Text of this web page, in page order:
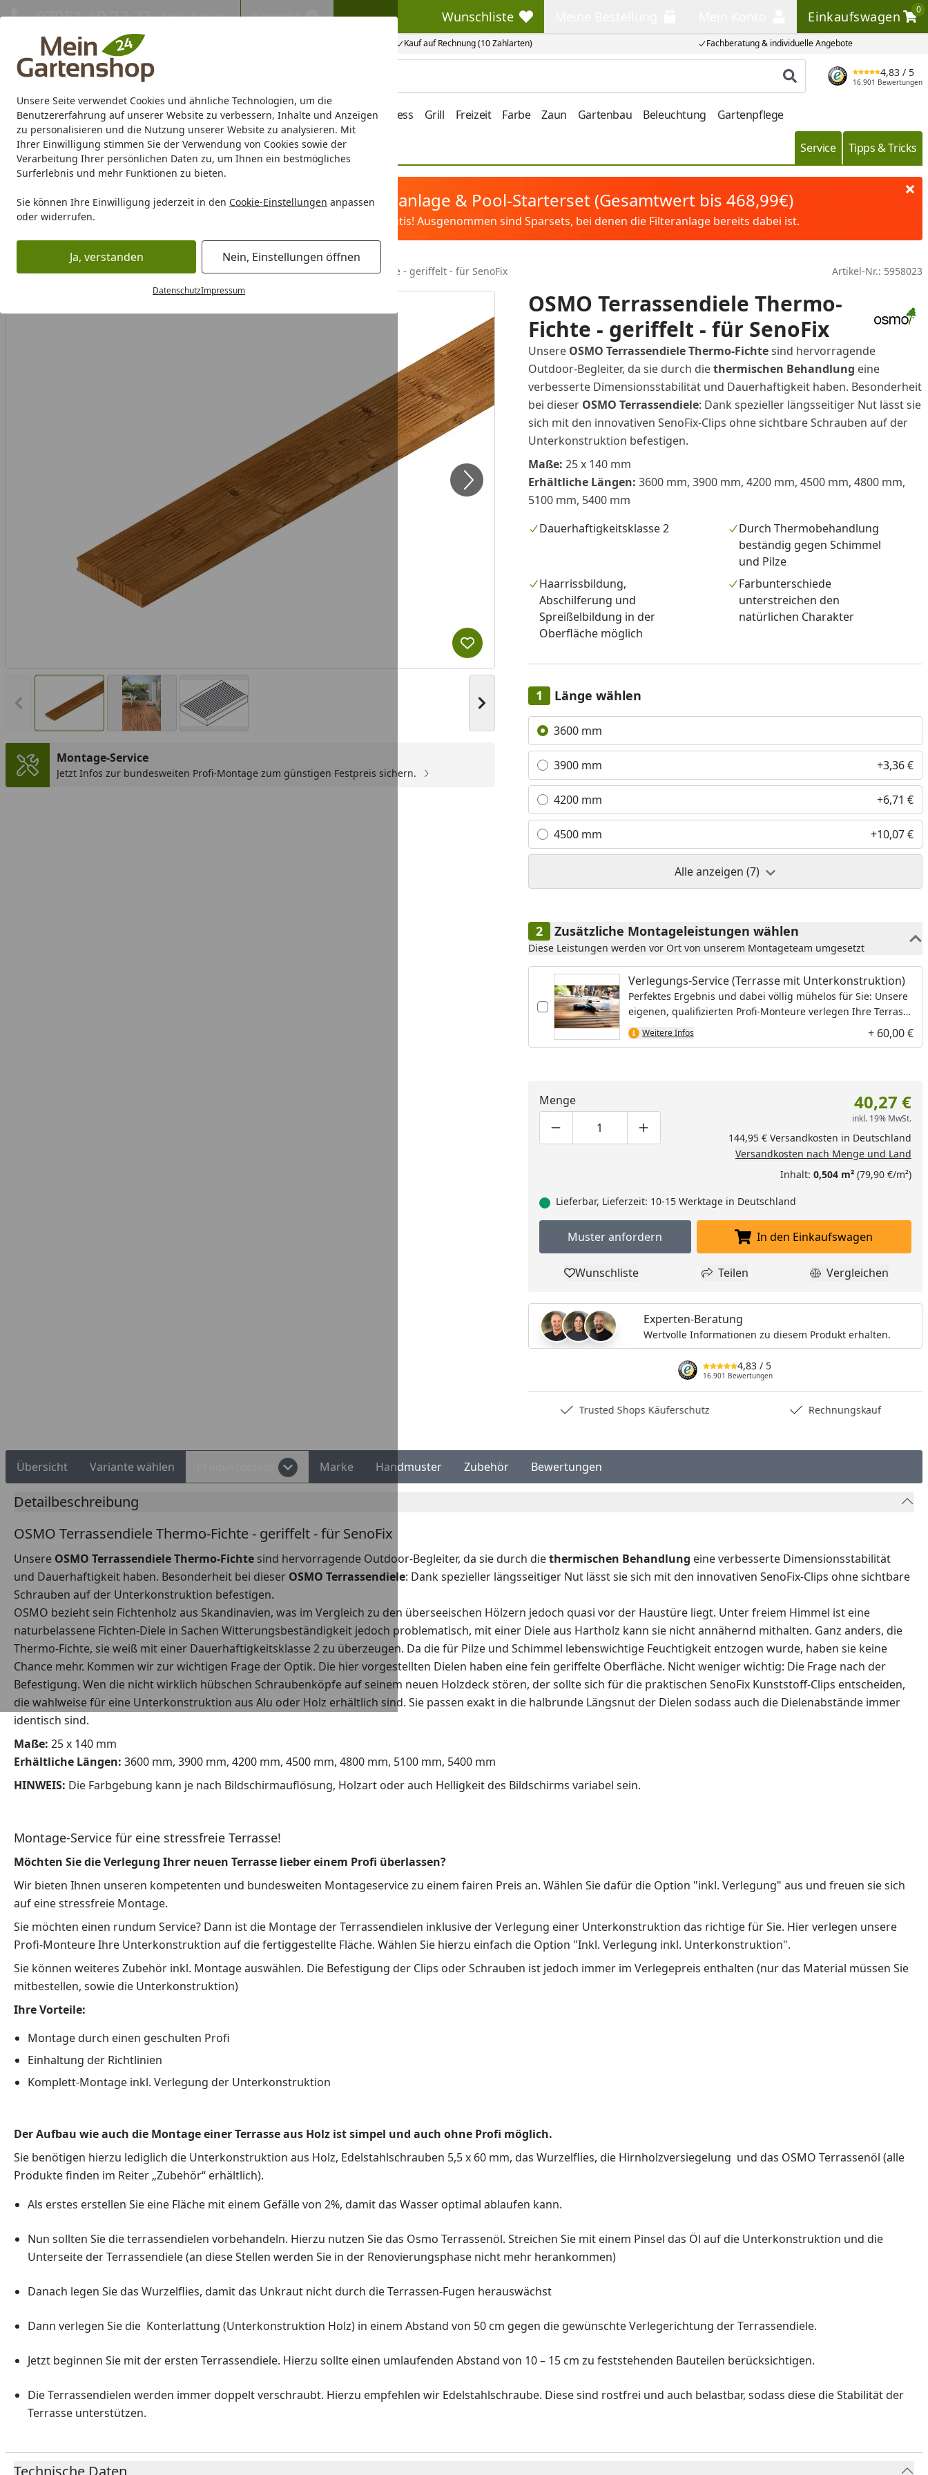
Unsere Seite verwendet Cookies und ähnliche Technologien, um die
Benutzererfahrung auf unserer Website zu verbessern, Inhalte und Anzeigen
zu personalisieren und die Nutzung unserer Website zu analysieren. Mit
Ihrer Einwilligung stimmen Sie der Verwendung von Cookies sowie der
Verarbeitung Ihrer persönlichen Daten zu, um Ihnen ein bestmögliches
Surferlebnis und mehr Funktionen zu bieten.
Sie können Ihre Einwilligung jederzeit in den Cookie-Einstellungen anpassen
oder widerrufen.
Ja, verstanden Nein, Einstellungen öffnen
DatenschutzImpressum
Eigene Montage-Teams Kauf auf Rechnung (10 Zahlarten) Fachberatung & individuelle Angebote
07051 / 9 22 22 Mo-Fr. 8-16 Uhr Kontakt Wunschliste
Wunschliste Einkaufswagen
0
Einkaufswagen
Produkt suchen
4,83 / 5
16.901 Bewertungen
Gartenhaus Gerätehaus Gewächshaus Carport/Garage/Vordach Wellness Grill Freizeit Farbe Zaun Gartenbau Beleuchtung Gartenpflege
Marken Sale % Service Tipps & Tricks
Karibu Pools inkl. gratis Sandfilteranlage & Pool-Starterset (Gesamtwert bis 468,99€)
Dein Traumpool im Sorglos-Paket: Filter&Pflege gratis! Ausgenommen sind Sparsets, bei denen die Filteranlage bereits dabei ist.
Freizeit Terrassendielen Thermoholz OSMO Terrassendiele Thermo-Fichte - geriffelt - für SenoFix Artikel-Nr.: 5958023
Vorheriges Bild anzeigen Nächstes Bild anzeigen
Produkt zur Wunschliste hinzufügen
Montage-Service
Jetzt Infos zur bundesweiten Profi-Montage zum günstigen Festpreis sichern.
OSMO Terrassendiele Thermo-
Fichte - geriffelt - für SenoFix
Unsere OSMO Terrassendiele Thermo-Fichtesind hervorragende
Outdoor-Begleiter, da sie durch diethermischen Behandlung eine
verbesserte Dimensionsstabilität und Dauerhaftigkeit haben. Besonderheit
bei dieser OSMO Terrassendiele: Dank spezieller längsseitiger Nut lässt sie
sich mit den innovativen SenoFix-Clips ohne sichtbare Schrauben auf der
Unterkonstruktion befestigen.
Maße: 25 x 140 mm
Erhältliche Längen: 3600 mm, 3900 mm, 4200 mm, 4500 mm, 4800 mm,
5100 mm, 5400 mm
Dauerhaftigkeitsklasse 2
Durch Thermobehandlung
beständig gegen Schimmel
und Pilze
Haarrissbildung,
Abschilferung und
Spreißelbildung in der
Oberfläche möglich
Farbunterschiede
unterstreichen den
natürlichen Charakter
Länge wählen
Alle anzeigen (7)
3600 mm
3900 mm +3,36 €
4200 mm +6,71 €
4500 mm +10,07 €
Alle anzeigen (7)
Zusätzliche Montageleistungen wählen
Diese Leistungen werden vor Ort von unserem Montageteam umgesetzt
Verlegungs-Service (Terrasse mit Unterkonstruktion)
Perfektes Ergebnis und dabei völlig mühelos für Sie: Unsere
eigenen, qualifizierten Profi-Monteure verlegen Ihre Terrasse
inkl. Unterkonstruktion.
Weitere Infos + 60,00 €
Menge
Produktmenge um eins verringern
Produktmenge manuell eingeben
Produktmenge um eins erhöhen
40,27 €
inkl. 19% MwSt.
144,95 € Versandkosten in Deutschland
Versandkosten nach Menge und Land
Inhalt: 0,504 m²(79,90 €/m²)
Lieferbar, Lieferzeit: 10-15 Werktage in Deutschland
Muster anfordern
Muster anfordern In den Einkaufswagen
In den Einkaufswagen
Produkt zur Wunschliste hinzufügen
Wunschliste Teilen
Teilen Produkt
Vergleichen
Experten-Beratung
Wertvolle Informationen zu diesem Produkt erhalten.
4,83 / 5
16.901 Bewertungen
Trusted Shops Käuferschutz Rechnungskauf
Übersicht Variante wählen Marke Handmuster Zubehör Bewertungen
Detailbeschreibung
OSMO Terrassendiele Thermo-Fichte - geriffelt - für SenoFix
Unsere OSMO Terrassendiele Thermo-Fichte sind hervorragende Outdoor-Begleiter, da sie durch diethermischen Behandlung eine verbesserte Dimensionsstabilität
und Dauerhaftigkeit haben. Besonderheit bei dieser OSMO Terrassendiele: Dank spezieller längsseitiger Nut lässt sie sich mit den innovativen SenoFix-Clips ohne sichtbare
Schrauben auf der Unterkonstruktion befestigen.
OSMO bezieht sein Fichtenholz aus Skandinavien, was im Vergleich zu den überseeischen Hölzern jedoch quasi vor der Haustüre liegt. Unter freiem Himmel ist eine
naturbelassene Fichten-Diele in Sachen Witterungsbeständigkeit jedoch problematisch, mit einer Diele aus Hartholz kann sie nicht annähernd mithalten. Ganz anders, die
Thermo-Fichte, sie weiß mit einer Dauerhaftigkeitsklasse 2 zu überzeugen. Da die für Pilze und Schimmel lebenswichtige Feuchtigkeit entzogen wurde, haben sie keine
Chance mehr. Kommen wir zur wichtigen Frage der Optik. Die hier vorgestellten Dielen haben eine fein geriffelte Oberfläche. Nicht weniger wichtig: Die Frage nach der
Befestigung. Wen die nicht wirklich hübschen Schraubenköpfe auf seinem neuen Holzdeck stören, der sollte sich für die praktischen SenoFix Kunststoff-Clips entscheiden,
die wahlweise für eine Unterkonstruktion aus Alu oder Holz erhältlich sind. Sie passen exakt in die halbrunde Längsnut der Dielen sodass auch die Dielenabstände immer
identisch sind.
Maße: 25 x 140 mm
Erhältliche Längen: 3600 mm, 3900 mm, 4200 mm, 4500 mm, 4800 mm, 5100 mm, 5400 mm
HINWEIS: Die Farbgebung kann je nach Bildschirmauflösung, Holzart oder auch Helligkeit des Bildschirms variabel sein.
Montage-Service für eine stressfreie Terrasse!
Möchten Sie die Verlegung Ihrer neuen Terrasse lieber einem Profi überlassen?
Wir bieten Ihnen unseren kompetenten und bundesweiten Montageservice zu einem fairen Preis an. Wählen Sie dafür die Option "inkl. Verlegung" aus und freuen sie sich
auf eine stressfreie Montage.
Sie möchten einen rundum Service? Dann ist die Montage der Terrassendielen inklusive der Verlegung einer Unterkonstruktion das richtige für Sie. Hier verlegen unsere
Profi-Monteure Ihre Unterkonstruktion auf die fertiggestellte Fläche. Wählen Sie hierzu einfach die Option "Inkl. Verlegung inkl. Unterkonstruktion".
Sie können weiteres Zubehör inkl. Montage auswählen. Die Befestigung der Clips oder Schrauben ist jedoch immer im Verlegepreis enthalten (nur das Material müssen Sie
mitbestellen, sowie die Unterkonstruktion)
Ihre Vorteile:
Montage durch einen geschulten Profi
Einhaltung der Richtlinien
Komplett-Montage inkl. Verlegung der Unterkonstruktion
Der Aufbau wie auch die Montage einer Terrasse aus Holz ist simpel und auch ohne Profi möglich.
Sie benötigen hierzu lediglich die Unterkonstruktion aus Holz, Edelstahlschrauben 5,5 x 60 mm, das Wurzelflies, die Hirnholzversiegelung und das OSMO Terrassenöl (alle
Produkte finden im Reiter „Zubehör“ erhältlich).
Als erstes erstellen Sie eine Fläche mit einem Gefälle von 2%, damit das Wasser optimal ablaufen kann.
Nun sollten Sie die terrassendielen vorbehandeln. Hierzu nutzen Sie das Osmo Terrassenöl. Streichen Sie mit einem Pinsel das Öl auf die Unterkonstruktion und die
Unterseite der Terrassendiele (an diese Stellen werden Sie in der Renovierungsphase nicht mehr herankommen)
Danach legen Sie das Wurzelflies, damit das Unkraut nicht durch die Terrassen-Fugen herauswächst
Dann verlegen Sie die Konterlattung (Unterkonstruktion Holz) in einem Abstand von 50 cm gegen die gewünschte Verlegerichtung der Terrassendiele.
Jetzt beginnen Sie mit der ersten Terrassendiele. Hierzu sollte einen umlaufenden Abstand von 10 – 15 cm zu feststehenden Bauteilen berücksichtigen.
Die Terrassendielen werden immer doppelt verschraubt. Hierzu empfehlen wir Edelstahlschraube. Diese sind rostfrei und auch belastbar, sodass diese die Stabilität der
Terrasse unterstützen.
Technische Daten